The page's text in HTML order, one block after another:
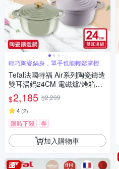
輕巧陶瓷鍋身，單手也能輕鬆掌控
Tefal法國特福 Air系列陶瓷鑄造
雙耳湯鍋24CM 電磁爐/烤箱適
用 兩色可選 春芽綠/丁香紫
$2,185 $2,299
4(2)
限時下殺 券
加入購物車